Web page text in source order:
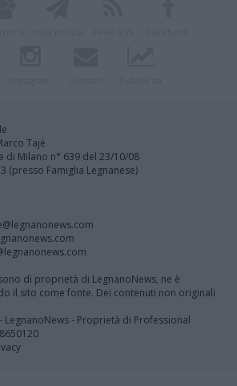
Tajè
di Milano n° 639 del 23/10/08
(presso Famiglia Legnanese)
di proprietà di LegnanoNews, ne è
il sito come fonte. Dei contenuti non originali
LegnanoNews - Proprietà di Professional